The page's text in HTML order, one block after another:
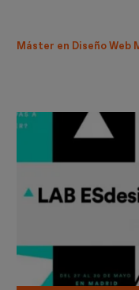
Máster en Diseño Web